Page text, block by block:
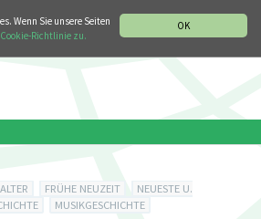
OK
Wenn Sie unsere Seiten
Cookie-Richtlinie zu.
FRÜHE NEUZEIT
NEUESTE U.
MUSIKGESCHICHTE